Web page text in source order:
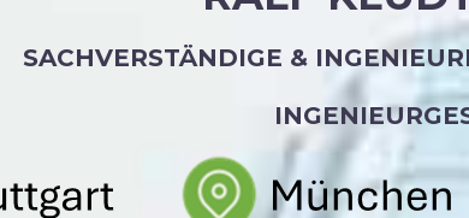
SACHVERSTÄNDIGE &